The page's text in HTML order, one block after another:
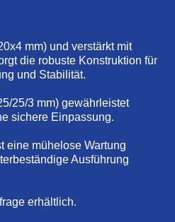
mm) und verstärkt mit
die robuste Konstruktion für
und Stabilität.
25/3 mm) gewährleistet
sichere Einpassung.
eine mühelose Wartung
Ausführung
erhältlich.